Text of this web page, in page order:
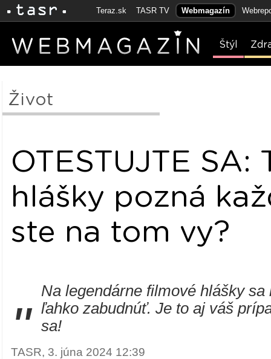
Teraz.sk TASR TV Webmagazín
Štýl
Život
OTESTUJTE SA:
hlášky pozná
ste na tom vy?
"
Na legendárne filmové hlášky sa
ľahko zabudnúť. Je to aj váš
sa!
TASR, 3. júna 2024 12:39